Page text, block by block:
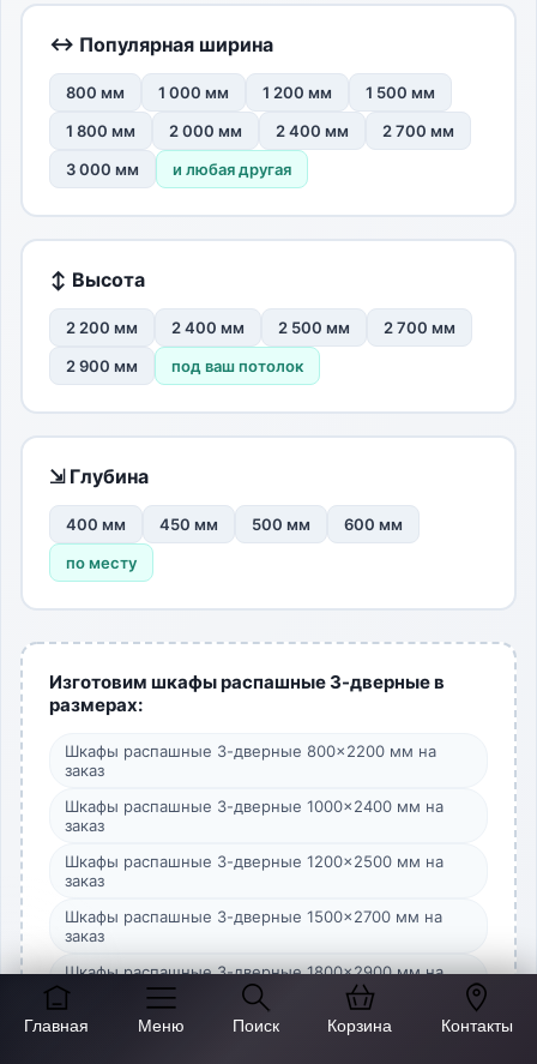
Главная Меню Поиск Корзина Контакты
↔ Популярная ширина
800 мм 1 000 мм 1 200 мм
1 500 мм
1 800 мм
2 000 мм 2 400 мм
2 700 мм
3 000 мм
и любая другая
↕ Высота
2 200 мм 2 400 мм 2 500 мм
2 700 мм
2 900 мм
под ваш потолок
⇲ Глубина
400 мм 450 мм 500 мм
600 мм
по месту
Изготовим шкафы распашные 3-дверные в
размерах:
Шкафы распашные 3-дверные 800×2200 мм на
заказ
Шкафы распашные 3-дверные 1000×2400 мм на
заказ
Шкафы распашные 3-дверные 1200×2500 мм на
заказ
Шкафы распашные 3-дверные 1500×2700 мм на
заказ
Шкафы распашные 3-дверные 1800×2900 мм на
заказ
Шкафы распашные 3-дверные 2000×2200 мм на